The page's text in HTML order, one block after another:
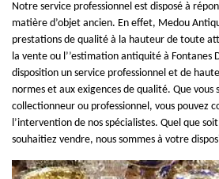
Notre service professionnel est disposé à
matière d’objet ancien. En effet, Medou
prestations de qualité à la hauteur de toute
la vente ou l’’estimation antiquité à Fontanes
disposition un service professionnel et de
normes et aux exigences de qualité. Que vous
collectionneur ou professionnel, vous pouvez
l’intervention de nos spécialistes. Quel que
souhaitiez vendre, nous sommes à votre